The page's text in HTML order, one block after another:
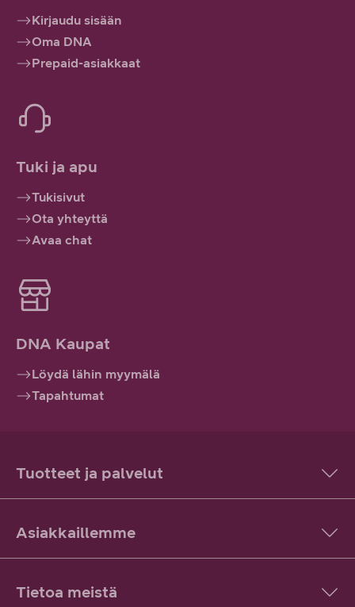
Kirjaudu sisään
Oma DNA
Prepaid-asiakkaat
Tuki ja apu
Tukisivut
Ota yhteyttä
Avaa chat
DNA Kaupat
Löydä lähin myymälä
Tapahtumat
Tuotteet ja palvelut
Asiakkaillemme
Tietoa meistä